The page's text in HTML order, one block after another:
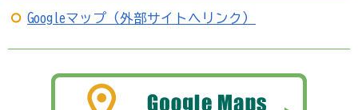
Googleマップ（外部サイトへリンク）